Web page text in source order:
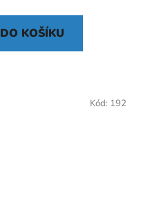
DO KOŠÍKU
Kód: 192